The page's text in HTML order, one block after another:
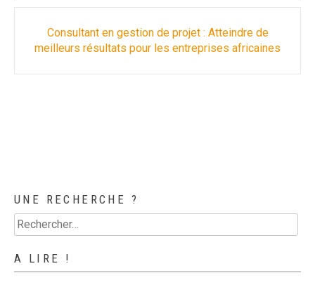
Consultant en gestion de projet : Atteindre de
meilleurs résultats pour les entreprises africaines
UNE RECHERCHE ?
Rechercher :
A LIRE !